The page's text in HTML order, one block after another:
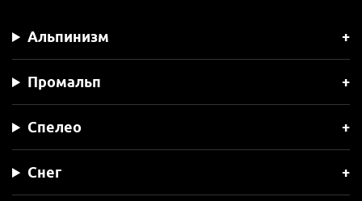
Альпинизм
Промальп
Спелео
Снег